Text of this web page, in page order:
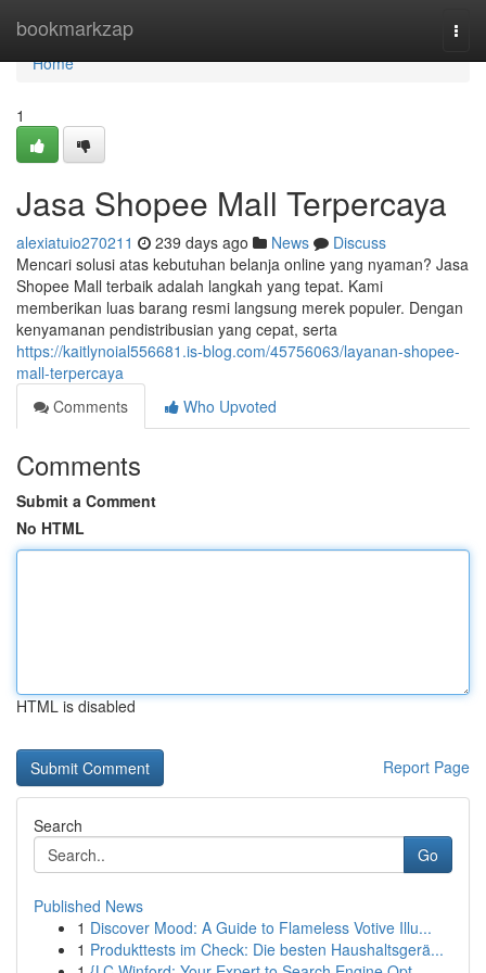
bookmarkzap
Home
Home
1
Jasa Shopee Mall Terpercaya
alexiatuio270211 239 days ago News
Discuss
Mencari solusi atas kebutuhan belanja online yang nyaman? Jasa
Shopee Mall terbaik adalah langkah yang tepat. Kami
memberikan luas barang resmi langsung merek populer. Dengan
kenyamanan pendistribusian yang cepat, serta
https://kaitlynoial556681.is-blog.com/45756063/layanan-shopee-
mall-terpercaya
Comments
Who Upvoted
Comments
Submit a Comment
No HTML
HTML is disabled
Report Page
Search
Go
Published News
1 Discover Mood: A Guide to Flameless Votive Illu...
1 Produkttests im Check: Die besten Haushaltsgerä...